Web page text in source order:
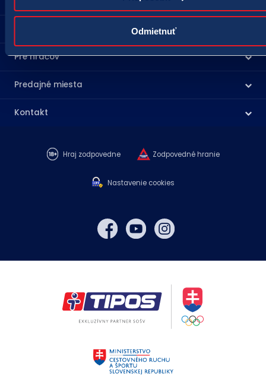
Odmietnuť
Pre hráčov
Predajné miesta
Kontakt
Hraj zodpovedne Zodpovedné hranie
Nastavenie cookies